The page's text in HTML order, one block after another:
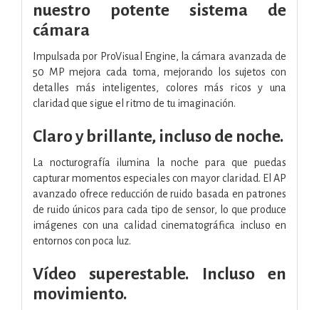
nuestro potente sistema de
cámara
Impulsada por ProVisual Engine, la cámara avanzada de
50 MP mejora cada toma, mejorando los sujetos con
detalles más inteligentes, colores más ricos y una
claridad que sigue el ritmo de tu imaginación.
Claro y brillante, incluso de noche.
La nocturografía ilumina la noche para que puedas
capturar momentos especiales con mayor claridad. El AP
avanzado ofrece reducción de ruido basada en patrones
de ruido únicos para cada tipo de sensor, lo que produce
imágenes con una calidad cinematográfica incluso en
entornos con poca luz.
Vídeo superestable. Incluso en
movimiento.